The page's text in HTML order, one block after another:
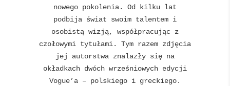
nowego pokolenia. Od kilku lat
podbija świat swoim talentem i
osobistą wizją, współpracując z
czołowymi tytułami. Tym razem zdjęcia
jej autorstwa znalazły się na
okładkach dwóch wrześniowych edycji
Vogue’a – polskiego i greckiego.